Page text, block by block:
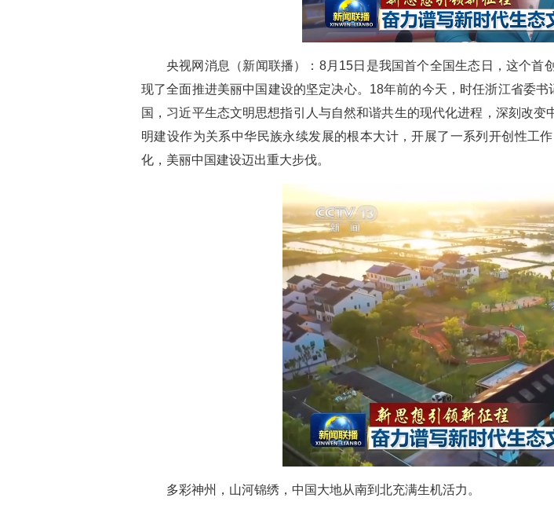
央视网消息（新闻联播）：8月15日是我国首个全国生态日，这个
现了全面推进美丽中国建设的坚定决心。18年前的今天，时任浙江省委
国，习近平生态文明思想指引人与自然和谐共生的现代化进程，深刻改
明建设作为关系中华民族永续发展的根本大计，开展了一系列开创性工
化，美丽中国建设迈出重大步伐。
多彩神州，山河锦绣，中国大地从南到北充满生机活力。